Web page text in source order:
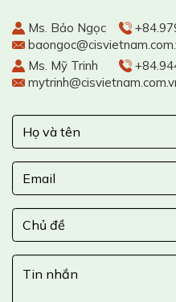
Ms. Bảo Ngọc
Ms. Mỹ Trinh